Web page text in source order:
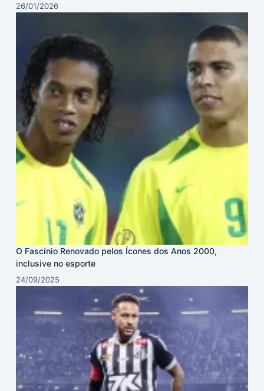
26/01/2026
O Fascínio Renovado pelos Ícones dos Anos 2000,
inclusive no esporte
24/09/2025